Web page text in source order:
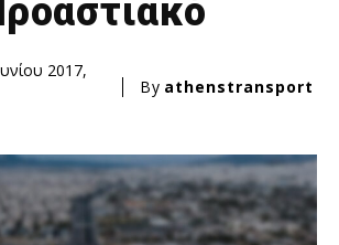
2017,
By athenstransport